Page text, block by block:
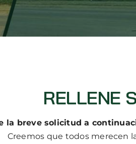
RELLENE
la breve solicitud a
Creemos que todos merecen